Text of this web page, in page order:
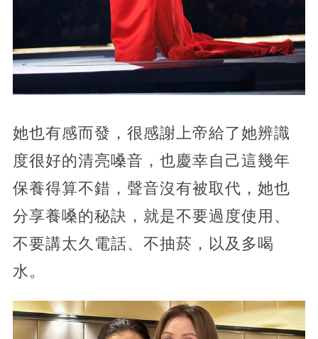
她也有感而發，很感謝上帝給了她辨識
度很好的清亮嗓音，也慶幸自己這幾年
保養得算不錯，聲音沒有被取代，她也
分享養嗓的秘訣，就是不要過度使用、
不要講太久電話、不抽菸，以及多喝
水。